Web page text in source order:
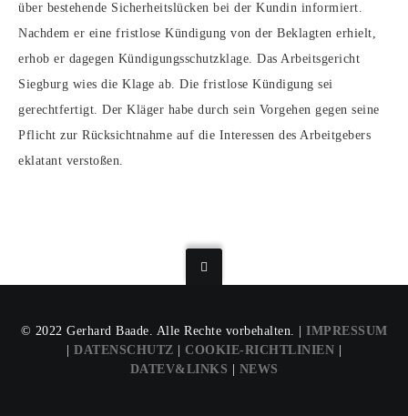
über bestehende Sicherheitslücken bei der Kundin informiert.
Nachdem er eine fristlose Kündigung von der Beklagten erhielt,
erhob er dagegen Kündigungsschutzklage. Das Arbeitsgericht
Siegburg wies die Klage ab. Die fristlose Kündigung sei
gerechtfertigt. Der Kläger habe durch sein Vorgehen gegen seine
Pflicht zur Rücksichtnahme auf die Interessen des Arbeitgebers
eklatant verstoßen.
© 2022 Gerhard Baade. Alle Rechte vorbehalten. | IMPRESSUM
| DATENSCHUTZ | COOKIE-RICHTLINIEN |
DATEV&LINKS | NEWS